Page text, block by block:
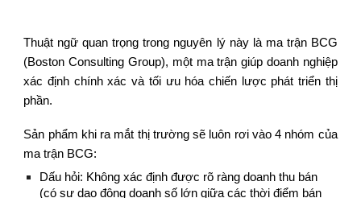
Thuật ngữ quan trọng trong nguyên lý này là ma trận BCG
(Boston Consulting Group), một ma trận giúp doanh nghiệp
xác định chính xác và tối ưu hóa chiến lược phát triển thị
phần.
Sản phẩm khi ra mắt thị trường sẽ luôn rơi vào 4 nhóm của
ma trận BCG:
Dấu hỏi: Không xác định được rõ ràng doanh thu bán
(có sự dao động doanh số lớn giữa các thời điểm bán